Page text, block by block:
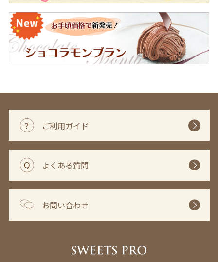
ご利用ガイド
よくある質問
お問い合わせ